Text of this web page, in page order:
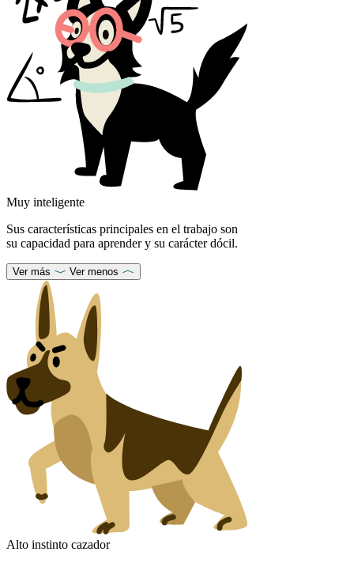
Muy inteligente
Sus características principales en el trabajo son
su capacidad para aprender y su carácter dócil.
Ver más Ver menos
Alto instinto cazador